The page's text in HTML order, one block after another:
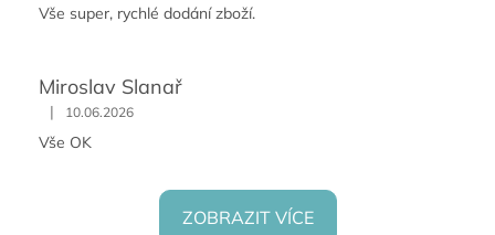
Vše super, rychlé dodání zboží.
Miroslav Slanař
| 10.06.2026
Vše OK
ZOBRAZIT VÍCE